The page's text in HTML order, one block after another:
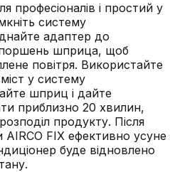
професіоналів і простий у
систему
адаптер до
поршень шприца, щоб
повітря. Використайте
у систему
шприц і дайте
приблизно 20 хвилин,
продукту. Після
AIRCO FIX ефективно усуне
буде відновлено